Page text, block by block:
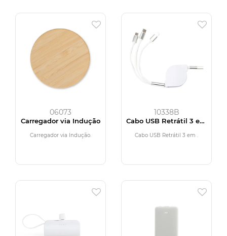
06073
Carregador via Indução
Carregador via Indução.
10338B
Cabo USB Retrátil 3 em
Cabo USB Retrátil 3 em .